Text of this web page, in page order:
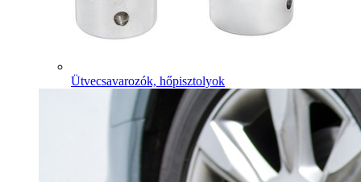
Ütvecsavarozók, hőpisztolyok